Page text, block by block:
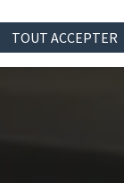
TOUT ACCEPTER